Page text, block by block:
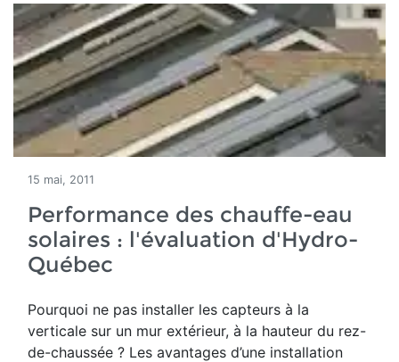
15 mai, 2011
Performance des chauffe-eau
solaires : l'évaluation d'Hydro-
Québec
Pourquoi ne pas installer les capteurs à la
verticale sur un mur extérieur, à la hauteur du rez-
de-chaussée ? Les avantages d’une installation